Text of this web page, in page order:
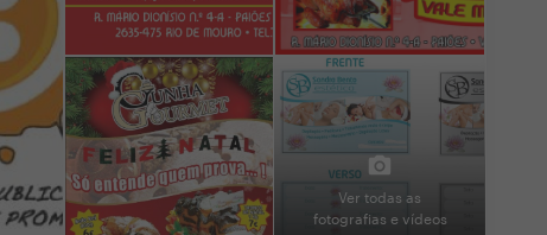
Ver todas as
fotografias e vídeos